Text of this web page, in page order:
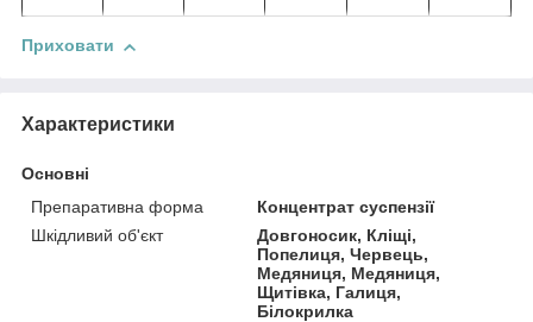
Приховати
Характеристики
Основні
Препаративна форма
Концентрат суспензії
Шкідливий об'єкт
Довгоносик, Кліщі,
Попелиця, Червець,
Медяниця, Медяниця,
Щитівка, Галиця,
Білокрилка